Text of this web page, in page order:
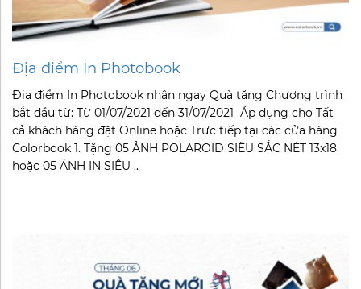
Địa điểm In Photobook
Địa điểm In Photobook nhận ngay Quà tặng Chương trình
bắt đầu từ: Từ 01/07/2021 đến 31/07/2021 Áp dụng cho Tất
cả khách hàng đặt Online hoặc Trực tiếp tại các cửa hàng
Colorbook 1. Tặng 05 ẢNH POLAROID SIÊU SẮC NÉT 13x18
hoặc 05 ẢNH IN SIÊU ..